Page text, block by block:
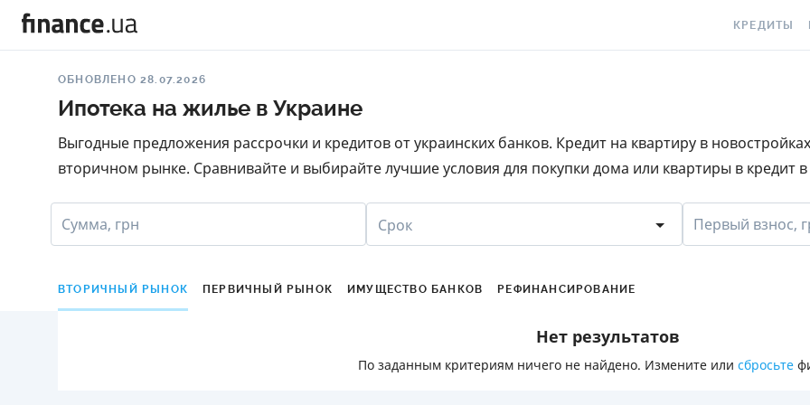
КРЕДИТЫ
КРЕДИТ
КРЕДИТ БЕЗ
ИСТОРИЕЙ
ПОДБОР
ОБНОВЛЕНО 28.07.2026
Ипотека на жилье в Украине
Выгодные предложения рассрочки и кредитов от украинских банков. Кредит на квартиру в
вторичном рынке. Сравнивайте и выбирайте лучшие условия для покупки дома или квартиры в кредит
Сумма, грн Срок Первый взнос,
ВТОРИЧНЫЙ РЫНОК ПЕРВИЧНЫЙ РЫНОК ИМУЩЕСТВО БАНКОВ РЕФИНАНСИРОВАНИЕ
Нет результатов
По заданным критериям ничего не найдено. Измените или сбросьте